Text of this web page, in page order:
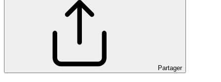
Partager